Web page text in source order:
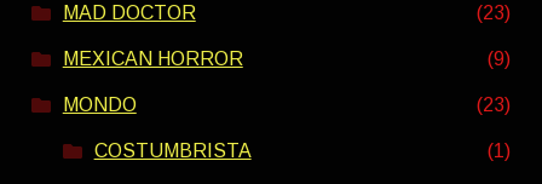
MAD DOCTOR (23)
MEXICAN HORROR (9)
MONDO (23)
COSTUMBRISTA (1)